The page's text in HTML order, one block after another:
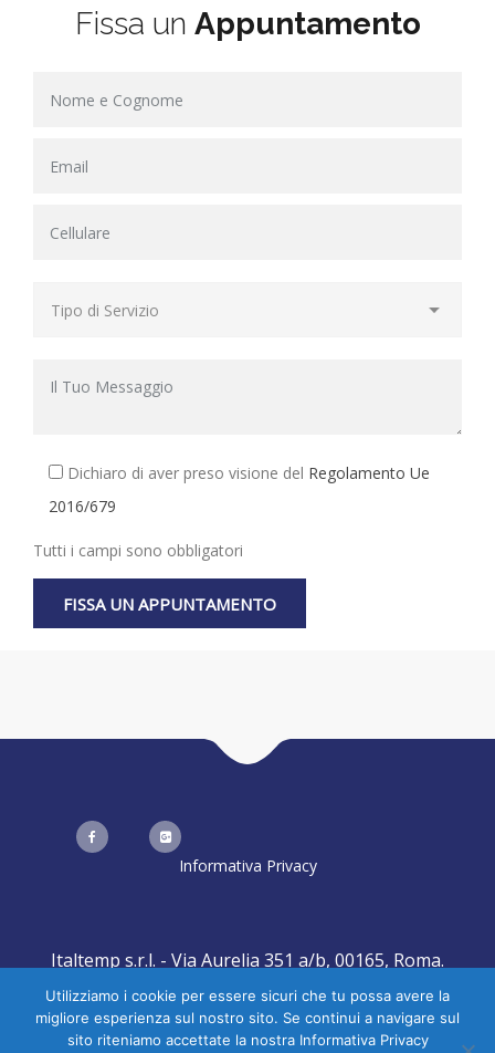
Fissa un Appuntamento
Dichiaro di aver preso visione del Regolamento Ue
2016/679
Tutti i campi sono obbligatori
Informativa Privacy
Italtemp s.r.l. - Via Aurelia 351 a/b, 00165, Roma.
Created by
Realizzazione Siti Web - Web Agency
Utilizziamo i cookie per essere sicuri che tu possa avere la
migliore esperienza sul nostro sito. Se continui a navigare sul
sito riteniamo accettate la nostra Informativa Privacy